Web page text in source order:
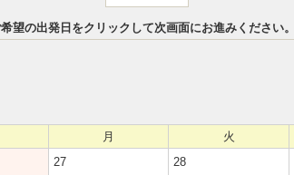
望の出発日をクリックして次画面にお進みください。
月 火
27 28